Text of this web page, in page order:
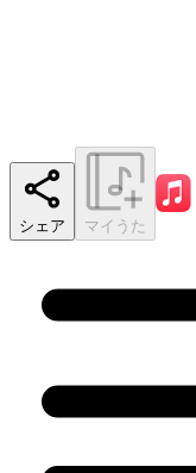
シェア マイうた